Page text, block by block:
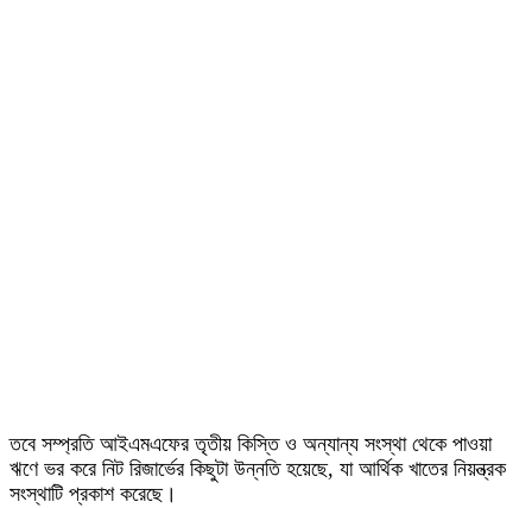
তবে সম্প্রতি আইএমএফের তৃতীয় কিস্তি ও অন্যান্য সংস্থা থেকে পাওয়া
ঋণে ভর করে নিট রিজার্ভের কিছুটা উন্নতি হয়েছে, যা আর্থিক খাতের নিয়ন্ত্রক
সংস্থাটি প্রকাশ করেছে।